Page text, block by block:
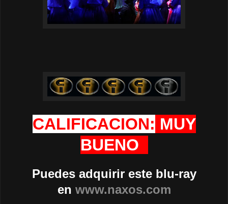
CALIFICACION: MUY
BUENO
Puedes adquirir este blu-ray
en www.naxos.com